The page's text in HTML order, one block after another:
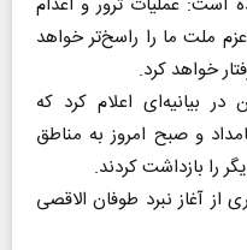
ملت ما را راسخ‌تر خواهد
خواهد کرد.
بیانیه‌ای اعلام کرد که
و صبح امروز به مناطق
از آغاز نبرد طوفان الاقصی